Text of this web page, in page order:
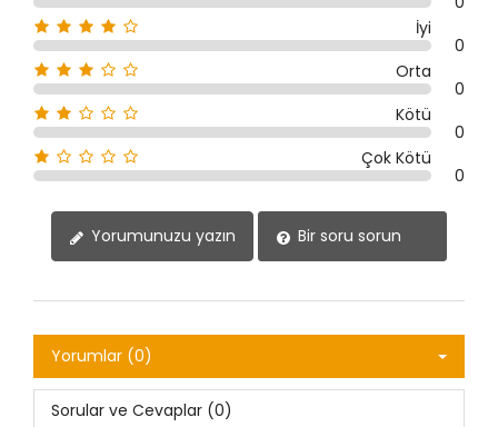
İyi
0
Orta
0
Kötü
0
Çok Kötü
0
Yorumunuzu yazın Bir soru sorun
Yorumlar (0)
Sorular ve Cevaplar (0)